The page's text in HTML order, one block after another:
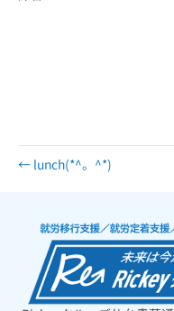
← lunch(*^。^*)